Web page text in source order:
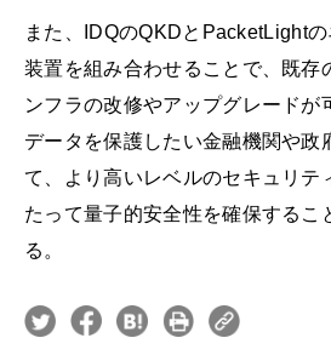
また、IDQのQKDとPacketLight
装置を組み合わせることで、既存
ンフラの改修やアップグレードが
データを保護したい金融機関や政
て、より高いレベルのセキュリテ
たって量子的安全性を確保するこ
る。